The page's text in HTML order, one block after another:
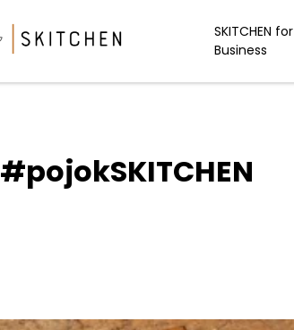
SKITCHEN for
Business
#pojokSKITCHEN